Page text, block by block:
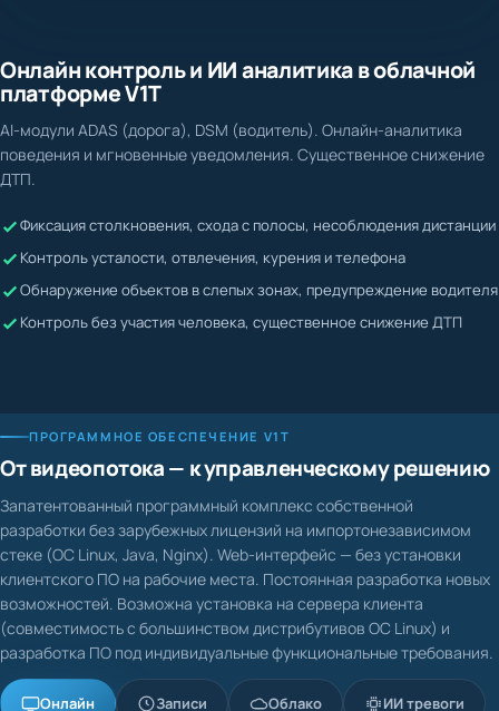
Жалобы невозможно подтвердить или опровергнуть
Водитель может скрывать нарушения
Онлайн контроль и ИИ аналитика в облачной
платформе V1T
поведения и мгновенные уведомления. Существенное снижение
ДТП.
От видеопотока — к управленческому решению
разработки без зарубежных лицензий на импортонезависимом
стеке (ОС Linux, Java, Nginx). Web-интерфейс — без установки
клиентского ПО на рабочие места. Постоянная разработка новых
возможностей. Возможна установка на сервера клиента
(совместимость с большинством дистрибутивов ОС Linux) и
разработка ПО под индивидуальные функциональные требования.